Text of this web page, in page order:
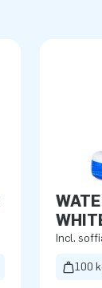
Incl.
100